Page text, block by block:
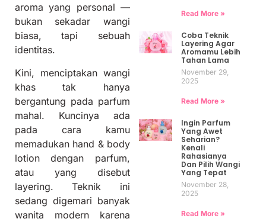
aroma yang personal —
bukan sekadar wangi
biasa, tapi sebuah
identitas.
Kini, menciptakan wangi
khas tak hanya
bergantung pada parfum
mahal. Kuncinya ada
pada cara kamu
memadukan hand & body
lotion dengan parfum,
atau yang disebut
layering. Teknik ini
sedang digemari banyak
wanita modern karena
Read More »
Coba Teknik
Layering Agar
Aromamu Lebih
Tahan Lama
November 29,
2025
Read More »
Ingin Parfum
Yang Awet
Seharian?
Kenali
Rahasianya
Dan Pilih Wangi
Yang Tepat
November 28,
2025
Read More »